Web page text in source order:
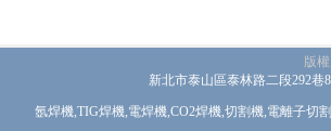
版
新北市泰山區泰林路二段292
氬焊機,TIG焊機,電焊機,CO2焊機,切割機,電離子切